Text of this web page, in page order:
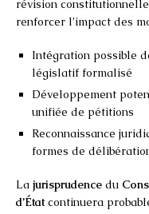
révision
renforcer l’impact des
Intégration possible
législatif formalisé
Développement
unifiée de pétitions
Reconnaissance
formes de
La jurisprudence du
d’Étatcontinuera